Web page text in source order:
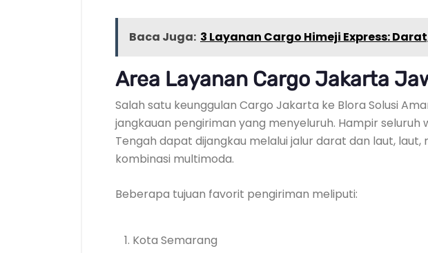
Baca Juga: 3 Layanan Cargo Himeji Express:
Area Layanan Cargo Jakarta
Salah satu keunggulan Cargo Jakarta ke Blora Solusi
jangkauan pengiriman yang menyeluruh. Hampir seluruh
Tengah dapat dijangkau melalui jalur darat dan laut, laut,
kombinasi multimoda.
Beberapa tujuan favorit pengiriman meliputi:
Kota Semarang